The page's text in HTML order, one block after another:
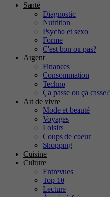
Santé
Diagnostic
Nutrition
Psycho et sexo
Forme
C'est bon ou pas?
Argent
Finances
Consommation
Techno
Ça passe ou ça casse?
Art de vivre
Mode et beauté
Voyages
Loisirs
Coups de coeur
Shopping
Cuisine
Culture
Entrevues
Top 10
Lecture